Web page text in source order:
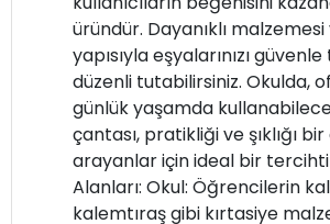
üründür. Dayanıklı
yapısıyla eşyalarınızı
düzenli tutabilirsiniz. Okulda,
günlük yaşamda
çantası, pratikliği ve şıklığı
arayanlar için ideal bir
Alanları: Okul: Öğrencilerin
kalemtıraş gibi kırtasiye